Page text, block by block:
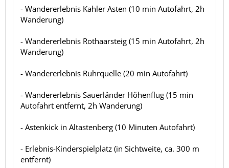
- Wandererlebnis Kahler Asten (10 min Autofahrt, 2h
Wanderung)
- Wandererlebnis Rothaarsteig (15 min Autofahrt, 2h
Wanderung)
- Wandererlebnis Ruhrquelle (20 min Autofahrt)
- Wandererlebnis Sauerländer Höhenflug (15 min
Autofahrt entfernt, 2h Wanderung)
- Astenkick in Altastenberg (10 Minuten Autofahrt)
- Erlebnis-Kinderspielplatz (in Sichtweite, ca. 300 m
entfernt)